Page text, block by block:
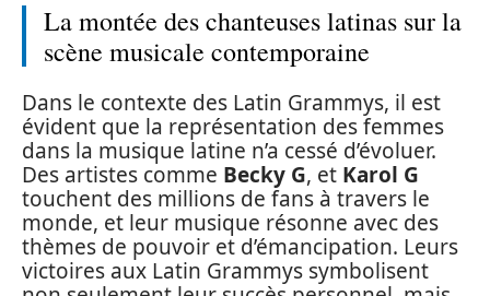
La montée des chanteuses latinas sur la
scène musicale contemporaine
Dans le contexte des Latin Grammys, il est
évident que la représentation des femmes
dans la musique latine n’a cessé d’évoluer.
Des artistes comme Becky G, et Karol G
touchent des millions de fans à travers le
monde, et leur musique résonne avec des
thèmes de pouvoir et d’émancipation. Leurs
victoires aux Latin Grammys symbolisent